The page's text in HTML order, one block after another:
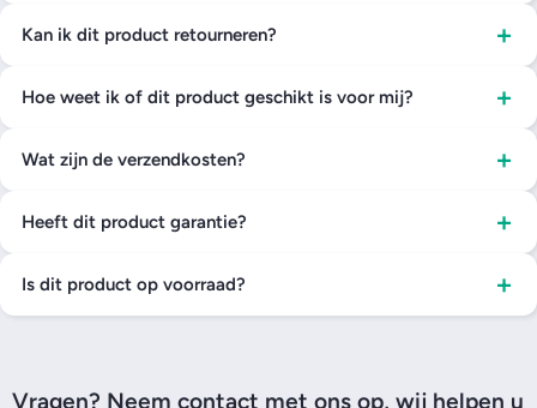
Kan ik dit product retourneren? +
Hoe weet ik of dit product geschikt is voor mij? +
Wat zijn de verzendkosten? +
Heeft dit product garantie? +
Is dit product op voorraad? +
Vragen? Neem contact met ons op, wij helpen u